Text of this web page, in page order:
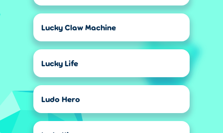
Lucky Claw Machine
Lucky Life
Ludo Hero